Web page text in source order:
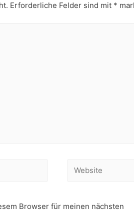
Erforderliche Felder sind mit *
Website
Browser für meinen nächsten